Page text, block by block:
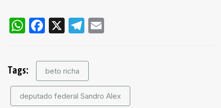
WhatsApp
Facebook
X Telegram
Tags: beto richa
deputado federal Sandro Alex